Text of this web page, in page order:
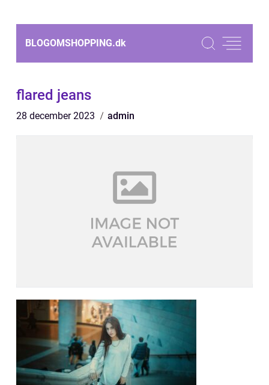
BLOGOMSHOPPING.dk
flared jeans
28 december 2023 admin